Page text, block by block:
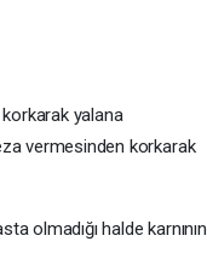
yalana
vermesinden korkarak
olmadığı halde karnının